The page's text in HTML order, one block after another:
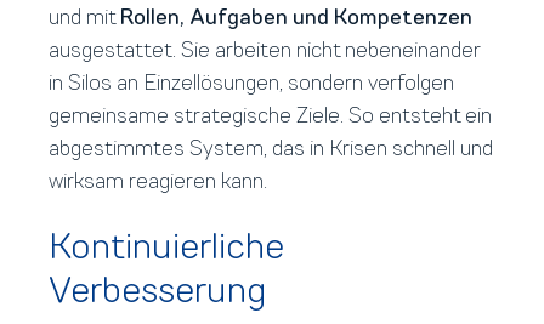
und mitRollen, Aufgaben und Kompetenzen
ausgestattet. Sie arbeiten nicht nebeneinander
in Silos an Einzellösungen, sondern verfolgen
gemeinsame strategische Ziele. So entsteht ein
abgestimmtes System, das in Krisen schnell und
wirksam reagieren kann.
Kontinuierliche
Verbesserung